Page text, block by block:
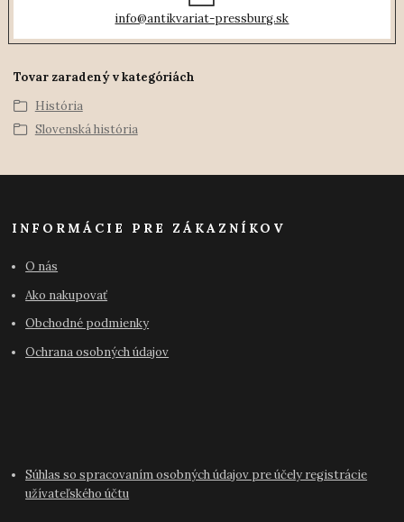
info@antikvariat-pressburg.sk
Tovar zaradený v kategóriách
História
Slovenská história
INFORMÁCIE PRE ZÁKAZNÍKOV
O nás
Ako nakupovať
Obchodné podmienky
Ochrana osobných údajov
Súhlas so spracovaním osobných údajov pre účely registrácie
užívateľského účtu